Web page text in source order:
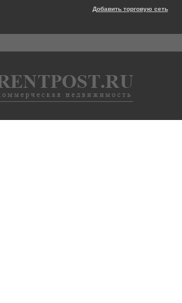
Добавить торговую сеть